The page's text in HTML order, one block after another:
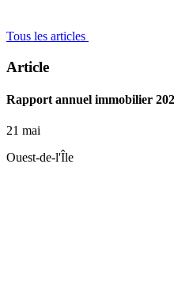
Tous les articles
Article
Rapport annuel immobilier
21 mai
Ouest-de-l'Île